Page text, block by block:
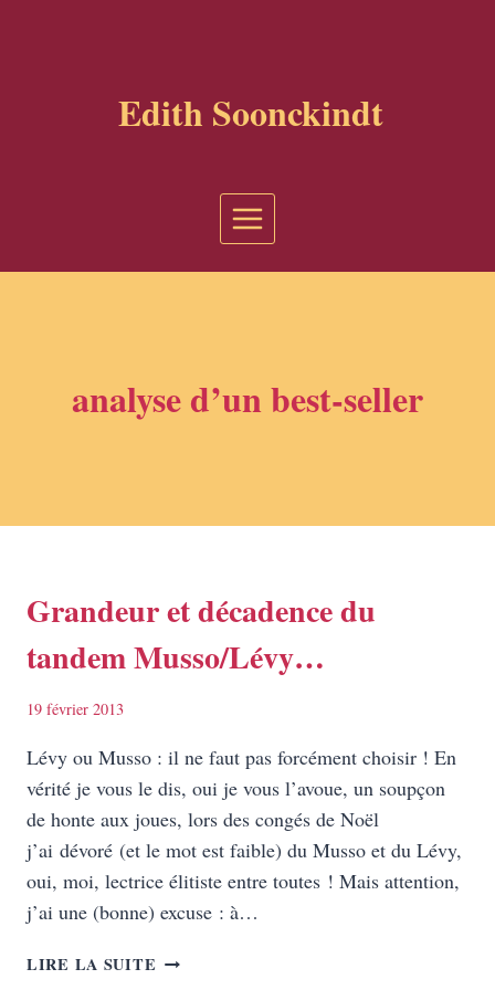
Edith Soonckindt
analyse d’un best-seller
Grandeur et décadence du
tandem Musso/Lévy…
19 février 2013
Lévy ou Musso : il ne faut pas forcément choisir ! En
vérité je vous le dis, oui je vous l’avoue, un soupçon
de honte aux joues, lors des congés de Noël
j’ai dévoré (et le mot est faible) du Musso et du Lévy,
oui, moi, lectrice élitiste entre toutes ! Mais attention,
j’ai une (bonne) excuse : à…
LIRE LA SUITE GRANDEUR